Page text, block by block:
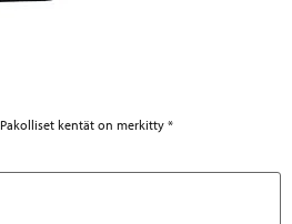
Pakolliset kentät on merkitty *